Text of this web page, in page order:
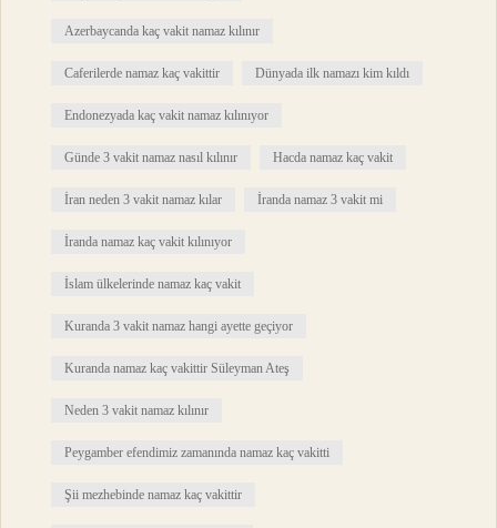
Azerbaycanda kaç vakit namaz kılınır
Caferilerde namaz kaç vakittir Dünyada ilk namazı kim kıldı
Endonezyada kaç vakit namaz kılınıyor
Günde 3 vakit namaz nasıl kılınır Hacda namaz kaç vakit
İran neden 3 vakit namaz kılar İranda namaz 3 vakit mi
İranda namaz kaç vakit kılınıyor
İslam ülkelerinde namaz kaç vakit
Kuranda 3 vakit namaz hangi ayette geçiyor
Kuranda namaz kaç vakittir Süleyman Ateş
Neden 3 vakit namaz kılınır
Peygamber efendimiz zamanında namaz kaç vakitti
Şii mezhebinde namaz kaç vakittir